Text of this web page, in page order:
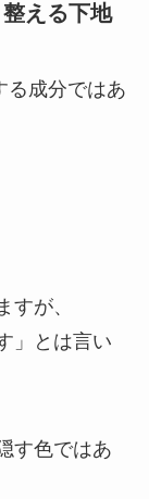
える下地
る成分ではあ
すが、
」とは言い
す色ではあ